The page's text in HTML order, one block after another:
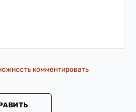
комментировать